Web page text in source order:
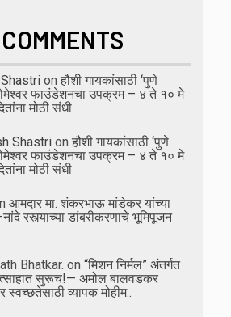
on हौशी गायकांसाठी ‘पुणे
फाउंडेशनचा उपक्रम – ४ ते १० मे
मोठी संधी
Shastri on हौशी गायकांसाठी ‘पुणे
फाउंडेशनचा उपक्रम – ४ ते १० मे
मोठी संधी
आमदार मा. शंकरभाऊ मांडेकर यांच्या
रस्त्याच्या डांबरीकरणाचे भूमिपूजन
Bhatkar. on “मिशन निर्मल” अंतर्गत
सुरूच!— अमोल बालवडकर
व्यापक मोहीम..